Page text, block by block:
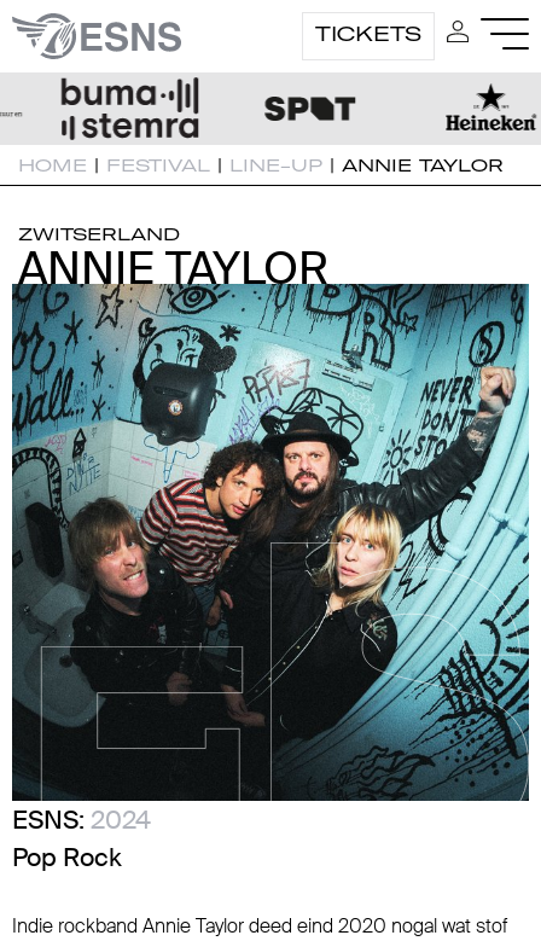
TICKETS
HOME | FESTIVAL | LINE-UP | ANNIE TAYLOR
ZWITSERLAND
ANNIE TAYLOR
ANNIE TAYLOR
ESNS: 2024
Pop Rock
Indie rockband Annie Taylor deed eind 2020 nogal wat stof